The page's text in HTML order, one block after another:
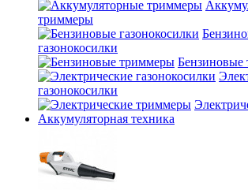
триммеры
газонокосилки
газонокосилки
Аккумуляторная техника